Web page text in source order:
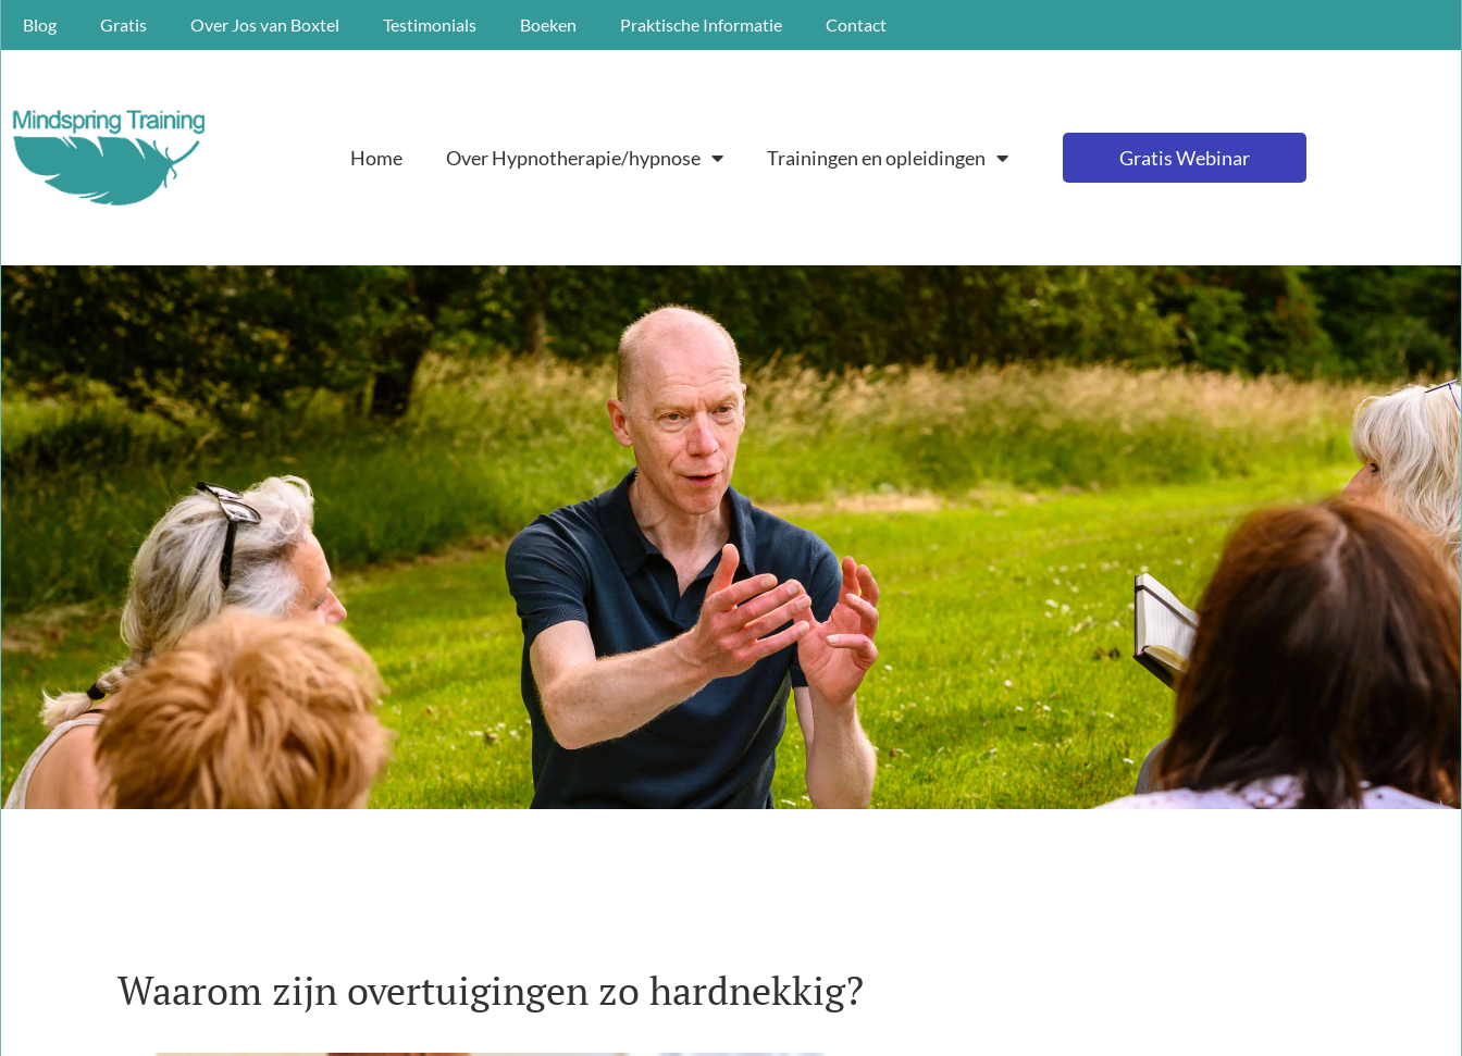
Blog Gratis Over Jos van Boxtel Testimonials Boeken Praktische Informatie Contact
Home Over Hypnotherapie/hypnose Trainingen en opleidingen Gratis Webinar
Waarom zijn overtuigingen zo hardnekkig?